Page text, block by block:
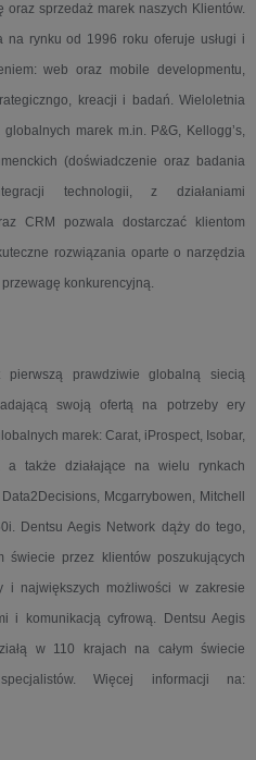
sprzedaż marek naszych Klientów.
na rynku od 1996 roku oferuje usługi i
web oraz mobile developmentu,
kreacji i badań. Wieloletnia
marek m.in. P&G, Kellogg’s,
(doświadczenie oraz badania
technologii, z działaniami
CRM pozwala dostarczać klientom
rozwiązania oparte o narzędzia
konkurencyjną.
prawdziwie globalną siecią
swoją ofertą na potrzeby ery
marek: Carat, iProspect, Isobar,
a także działające na wielu rynkach
Mcgarrybowen, Mitchell
Dentsu Aegis Network dąży do tego,
przez klientów poszukujących
i największych możliwości w zakresie
i komunikacją cyfrową. Dentsu Aegis
w 110 krajach na całym świecie
Więcej informacji na: